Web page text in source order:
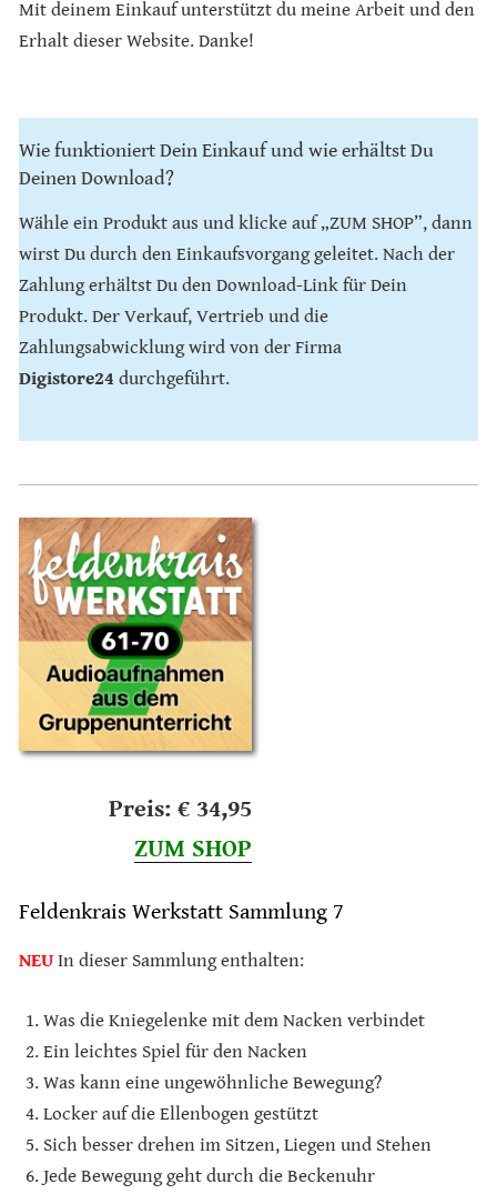
Mit deinem Einkauf unterstützt du meine Arbeit und den
Erhalt dieser Website. Danke!
Wie funktioniert Dein Einkauf und wie erhältst Du
Deinen Download?
Wähle ein Produkt aus und klicke auf „ZUM SHOP”, dann
wirst Du durch den Einkaufsvorgang geleitet. Nach der
Zahlung erhältst Du den Download-Link für Dein
Produkt. Der Verkauf, Vertrieb und die
Zahlungsabwicklung wird von der Firma
Digistore24 durchgeführt.
Preis: € 34,95
ZUM SHOP
Feldenkrais Werkstatt Sammlung 7
NEU In dieser Sammlung enthalten:
Was die Kniegelenke mit dem Nacken verbindet
Ein leichtes Spiel für den Nacken
Was kann eine ungewöhnliche Bewegung?
Locker auf die Ellenbogen gestützt
Sich besser drehen im Sitzen, Liegen und Stehen
Jede Bewegung geht durch die Beckenuhr